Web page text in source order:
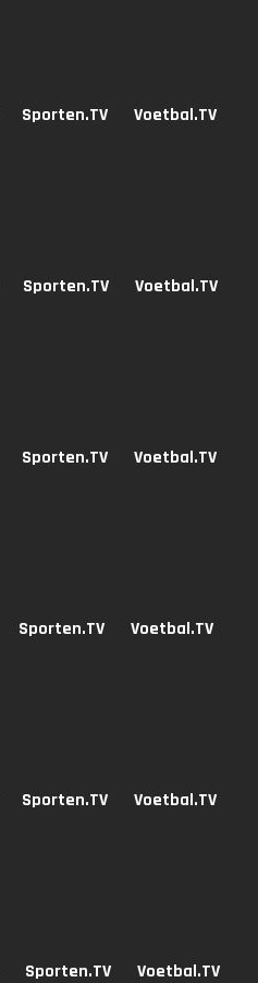
Sporten.TV Voetbal.TV
Sporten.TV Voetbal.TV
Sporten.TV Voetbal.TV
Sporten.TV Voetbal.TV
Sporten.TV Voetbal.TV
Sporten.TV Voetbal.TV